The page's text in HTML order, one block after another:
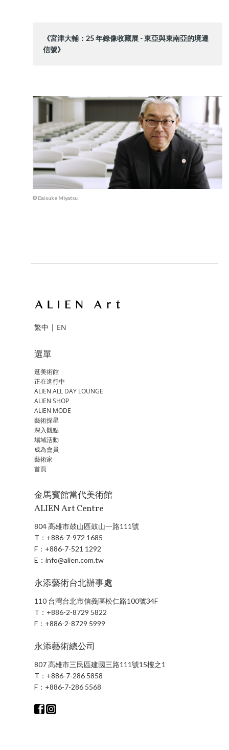
《宮津大輔：25 年錄像收藏展 - 東亞與東南亞的境遷
信號》
© Daisuke Miyatsu
繁中 | EN
選單
逛美術館
正在進行中
ALIEN ALL DAY LOUNGE
ALIEN SHOP
ALIEN MODE
藝術探星
深入觀點
場域活動
成為會員
藝術家
首頁
金馬賓館當代美術館
ALIEN Art Centre
804 高雄市鼓山區鼓山一路111號
T： +886-7-972 1685
F： +886-7-521 1292
E：info@alien.com.tw
永添藝術台北辦事處
110 台灣台北市信義區松仁路100號34F
T： +886-2-8729 5822
F： +886-2-8729 5999
永添藝術總公司
807 高雄市三民區建國三路111號15樓之1
T： +886-7-286 5858
F： +886-7-286 5568